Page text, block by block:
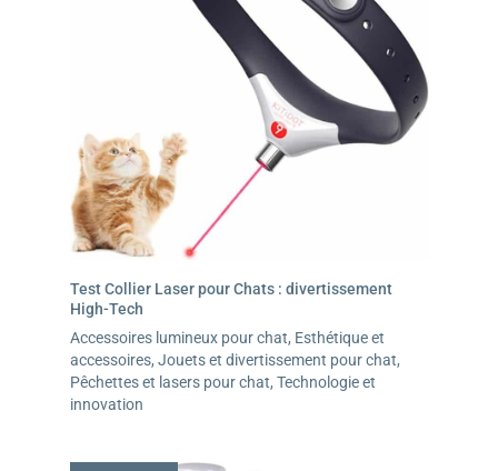
Test Collier Laser pour Chats : divertissement
High-Tech
Accessoires lumineux pour chat, Esthétique et
accessoires, Jouets et divertissement pour chat,
Pêchettes et lasers pour chat, Technologie et
innovation